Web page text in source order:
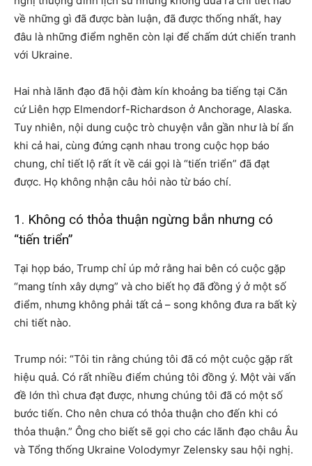
về những gì đã được bàn luận, đã được thống nhất, hay
đâu là những điểm nghẽn còn lại để chấm dứt chiến tranh
với Ukraine.
Hai nhà lãnh đạo đã hội đàm kín khoảng ba tiếng tại Căn
cứ Liên hợp Elmendorf-Richardson ở Anchorage, Alaska.
Tuy nhiên, nội dung cuộc trò chuyện vẫn gần như là bí ẩn
khi cả hai, cùng đứng cạnh nhau trong cuộc họp báo
chung, chỉ tiết lộ rất ít về cái gọi là “tiến triển” đã đạt
được. Họ không nhận câu hỏi nào từ báo chí.
1. Không có thỏa thuận ngừng bắn nhưng có
“tiến triển”
Tại họp báo, Trump chỉ úp mở rằng hai bên có cuộc gặp
“mang tính xây dựng” và cho biết họ đã đồng ý ở một số
điểm, nhưng không phải tất cả – song không đưa ra bất kỳ
chi tiết nào.
Trump nói: “Tôi tin rằng chúng tôi đã có một cuộc gặp rất
hiệu quả. Có rất nhiều điểm chúng tôi đồng ý. Một vài vấn
đề lớn thì chưa đạt được, nhưng chúng tôi đã có một số
bước tiến. Cho nên chưa có thỏa thuận cho đến khi có
thỏa thuận.” Ông cho biết sẽ gọi cho các lãnh đạo châu Âu
và Tổng thống Ukraine Volodymyr Zelensky sau hội nghị.